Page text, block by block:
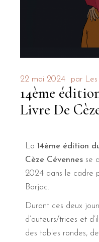
22 mai 2024 par
14ème
Livre De
La14ème édition
Cèze Cévennes se
2024 dans le cadre
Barjac.
Durant ces deux
d’auteurs/trices et
des tables rondes,